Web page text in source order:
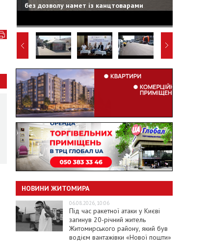
без дозволу намет із канцтоварами
НОВИНИ ЖИТОМИРА
06.08.2026, 10:06
Під час ракетної атаки у Києві
загинув 20-річний житель
Житомирського району, який був
водієм вантажівки «Нової пошти»